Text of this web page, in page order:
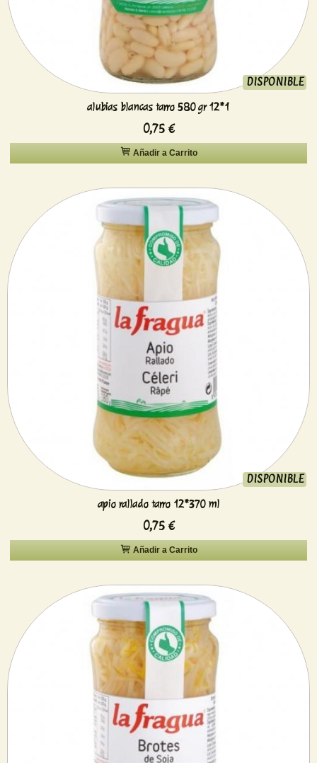
DISPONIBLE
alubias blancas tarro 580 gr 12*1
0,75 €
Añadir a Carrito
DISPONIBLE
apio rallado tarro 12*370 ml
0,75 €
Añadir a Carrito